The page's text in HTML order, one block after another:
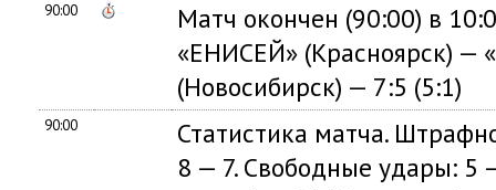
90:00
Матч окончен (90:00) в
«ЕНИСЕЙ» (Красноярск)
(Новосибирск) — 7:5 (5:1)
90:00
Статистика матча.
8 — 7. Свободные удары: 5